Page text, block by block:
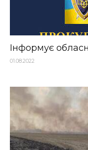
Інформує
01.08.2022